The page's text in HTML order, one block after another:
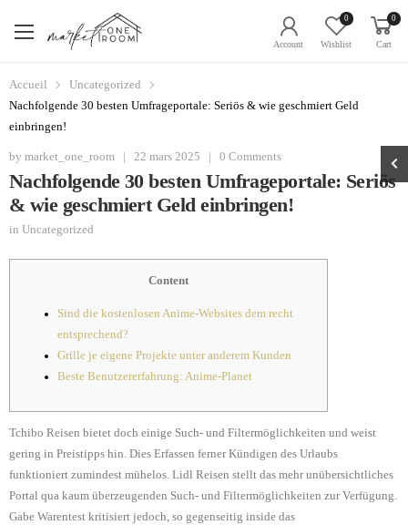
Account
0
Wishlist
0
Cart
Accueil
Uncategorized
Nachfolgende 30 besten Umfrageportale: Seriös & wie geschmiert Geld
einbringen!
by market_one_room 22 mars 2025 0 Comments
Nachfolgende 30 besten Umfrageportale: Seriös
& wie geschmiert Geld einbringen!
in Uncategorized
Content
Sind die kostenlosen Anime-Websites dem recht
entsprechend?
Grille je eigene Projekte unter anderem Kunden
Beste Benutzererfahrung: Anime-Planet
Tchibo Reisen bietet doch einige Such- und Filtermöglichkeiten und weist
gering in Preistipps hin. Dies Erfassen ferner Kündigen des Urlaubs
funktioniert zumindest mühelos. Lidl Reisen stellt das mehr unübersichtliches
Portal qua kaum überzeugenden Such- und Filtermöglichkeiten zur Verfügung.
Gabe Warentest kritisiert jedoch, so gegenseitig inside das